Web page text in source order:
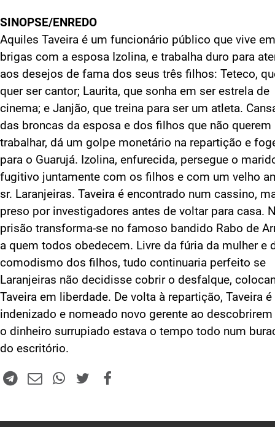
SINOPSE/ENREDO
Aquiles Taveira é um funcionário público que vive em
brigas com a esposa Izolina, e trabalha duro para
aos desejos de fama dos seus três filhos: Teteco,
quer ser cantor; Laurita, que sonha em ser estrela de
cinema; e Janjão, que treina para ser um atleta.
das broncas da esposa e dos filhos que não querem
trabalhar, dá um golpe monetário na repartição e
para o Guarujá. Izolina, enfurecida, persegue o
fugitivo juntamente com os filhos e com um velho
sr. Laranjeiras. Taveira é encontrado num cassino,
preso por investigadores antes de voltar para casa.
prisão transforma-se no famoso bandido Rabo de
a quem todos obedecem. Livre da fúria da mulher e
comodismo dos filhos, tudo continuaria perfeito se
Laranjeiras não decidisse cobrir o desfalque,
Taveira em liberdade. De volta à repartição, Taveira é
indenizado e nomeado novo gerente ao descobrirem
o dinheiro surrupiado estava o tempo todo num
do escritório.